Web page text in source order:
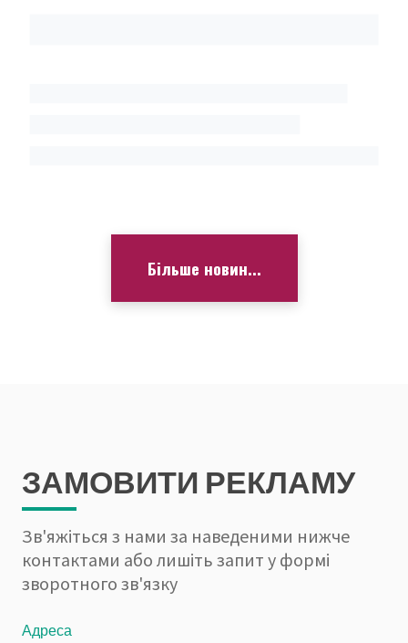
Більше новин...
ЗАМОВИТИ РЕКЛАМУ
Зв'яжіться з нами за наведеними нижче
контактами або лишіть запит у формі
зворотного зв'язку
Адреса